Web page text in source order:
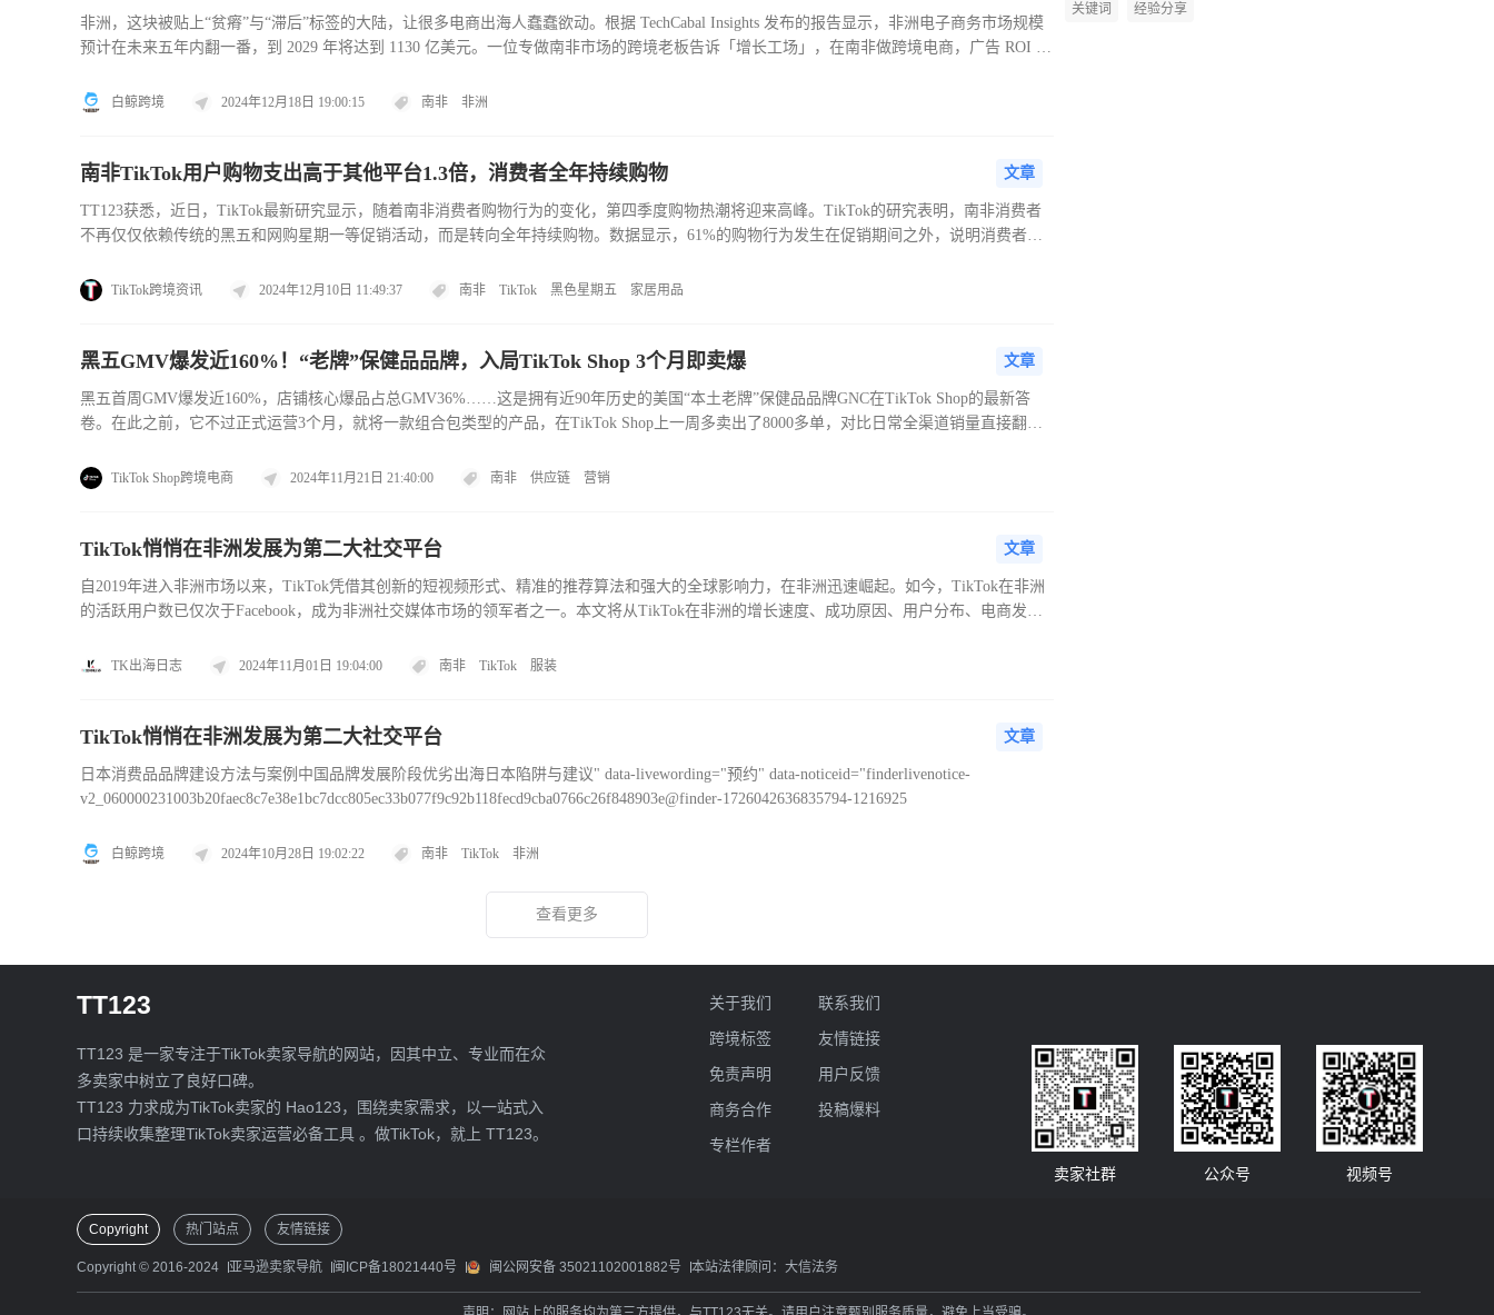
非洲，这块被贴上“贫瘠”与“滞后”标签的大陆，让很多电商出海人蠢蠢欲动。根据 TechCabal Insights 发布的报告显示，非洲电子商务市场规模
预计在未来五年内翻一番，到 2029 年将达到 1130 亿美元。一位专做南非市场的跨境老板告诉「增长工场」，在南非做跨境电商，广告 ROI 平
白鲸跨境 2024年12月18日 19:00:15 南非 非洲
南非TikTok用户购物支出高于其他平台1.3倍，消费者全年持续购物 文章
TT123获悉，近日，TikTok最新研究显示，随着南非消费者购物行为的变化，第四季度购物热潮将迎来高峰。TikTok的研究表明，南非消费者
不再仅仅依赖传统的黑五和网购星期一等促销活动，而是转向全年持续购物。数据显示，61%的购物行为发生在促销期间之外，说明消费者越
TikTok跨境资讯 2024年12月10日 11:49:37 南非 TikTok 黑色星期五 家居用品
黑五GMV爆发近160%！“老牌”保健品品牌，入局TikTok Shop 3个月即卖爆 文章
黑五首周GMV爆发近160%，店铺核心爆品占总GMV36%……这是拥有近90年历史的美国“本土老牌”保健品品牌GNC在TikTok Shop的最新答
卷。在此之前，它不过正式运营3个月，就将一款组合包类型的产品，在TikTok Shop上一周多卖出了8000多单，对比日常全渠道销量直接翻了
TikTok Shop跨境电商 2024年11月21日 21:40:00 南非 供应链 营销
TikTok悄悄在非洲发展为第二大社交平台 文章
自2019年进入非洲市场以来，TikTok凭借其创新的短视频形式、精准的推荐算法和强大的全球影响力，在非洲迅速崛起。如今，TikTok在非洲
的活跃用户数已仅次于Facebook，成为非洲社交媒体市场的领军者之一。本文将从TikTok在非洲的增长速度、成功原因、用户分布、电商发展
TK出海日志 2024年11月01日 19:04:00 南非 TikTok 服装
TikTok悄悄在非洲发展为第二大社交平台 文章
日本消费品品牌建设方法与案例中国品牌发展阶段优劣出海日本陷阱与建议" data-livewording="预约" data-noticeid="finderlivenotice-
v2_060000231003b20faec8c7e38e1bc7dcc805ec33b077f9c92b118fecd9cba0766c26f848903e@finder-1726042636835794-1216925
白鲸跨境 2024年10月28日 19:02:22 南非 TikTok 非洲
查看更多
关键词 经验分享
TT123
TT123 是一家专注于TikTok卖家导航的网站，因其中立、专业而在众
多卖家中树立了良好口碑。
TT123 力求成为TikTok卖家的 Hao123，围绕卖家需求，以一站式入
口持续收集整理TikTok卖家运营必备工具 。做TikTok，就上 TT123。
关于我们
联系我们
跨境标签
友情链接
免责声明
用户反馈
商务合作
投稿爆料
专栏作者
卖家社群
公众号 视频号
Copyright 热门站点 友情链接
Copyright © 2016-2024 亚马逊卖家导航 闽ICP备18021440号 闽公网安备 35021102001882号 本站法律顾问：大信法务